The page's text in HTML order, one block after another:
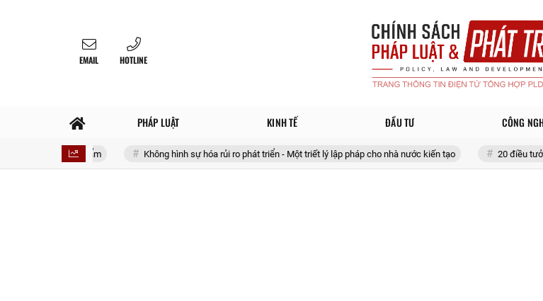
EMAIL HOTLINE
PHÁP LUẬT KINH TẾ ĐẦU TƯ CÔNG
Không hình sự hóa rủi ro phát triển - Một triết lý lập pháp cho nhà nước kiến tạo 20 điều tưởng tiết kiệm